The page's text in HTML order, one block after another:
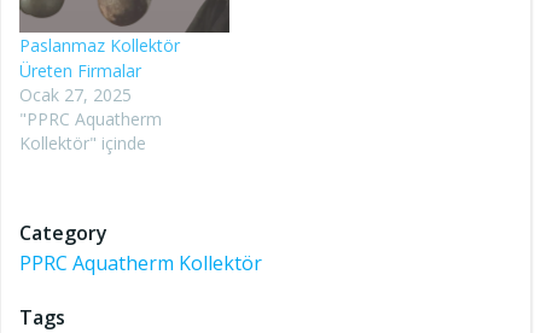
Paslanmaz Kollektör
Üreten Firmalar
Ocak 27, 2025
"PPRC Aquatherm
Kollektör" içinde
Category
PPRC Aquatherm Kollektör
Tags